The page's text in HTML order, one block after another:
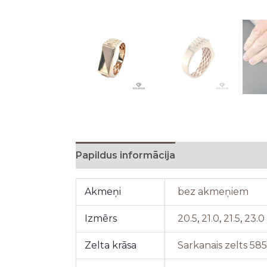
Papildus informācija
Akmeņi bez akmeņiem
Izmērs 20.5, 21.0, 21.5, 23.0
Zelta krāsa Sarkanais zelts 585